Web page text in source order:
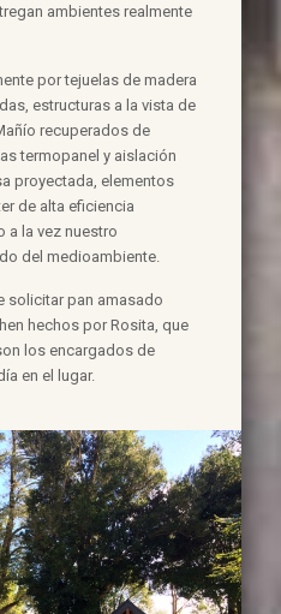
ambientes realmente
por tejuelas de madera
estructuras a la vista de
recuperados de
termopanel y aislación
proyectada, elementos
de alta eficiencia
a la vez nuestro
del medioambiente.
solicitar pan amasado
hechos por Rosita, que
los encargados de
en el lugar.